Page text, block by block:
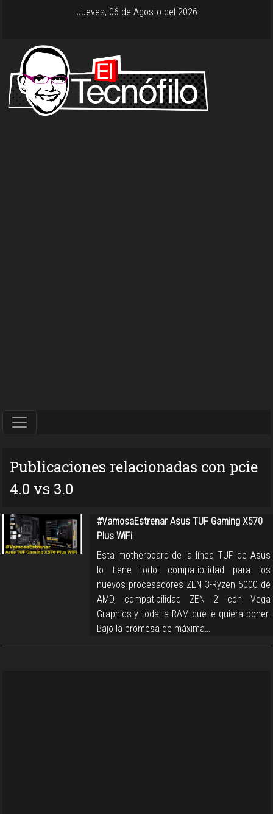
Jueves, 06 de Agosto del 2026
Publicaciones relacionadas con pcie
4.0 vs 3.0
#VamosaEstrenar Asus TUF Gaming X570
Plus WiFi
Esta motherboard de la línea TUF de Asus
lo tiene todo: compatibilidad para los
nuevos procesadores ZEN 3-Ryzen 5000 de
AMD, compatibilidad ZEN 2 con Vega
Graphics y toda la RAM que le quiera poner.
Bajo la promesa de máxima…